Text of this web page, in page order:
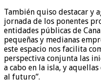
También quiso destacar y
jornada de los ponentes
entidades públicas de
pequeñas y medianas
este espacio nos facilita
perspectiva conjunta las
a cabo en la isla, y
al futuro”.